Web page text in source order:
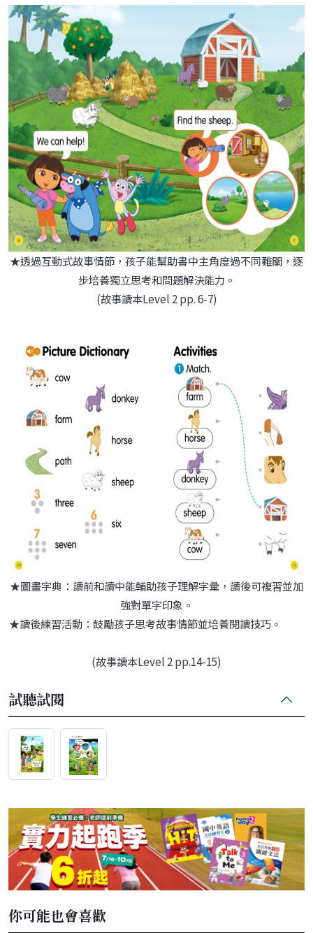
★透過互動式故事情節，孩子能幫助書中主角度過不同難關，逐
步培養獨立思考和問題解決能力。
(故事讀本Level 2 pp. 6-7)
★圖畫字典：讀前和讀中能輔助孩子理解字彙，讀後可複習並加
強對單字印象。
★讀後練習活動：鼓勵孩子思考故事情節並培養閱讀技巧。
(故事讀本Level 2 pp.14-15)
試聽試閱
你可能也會喜歡